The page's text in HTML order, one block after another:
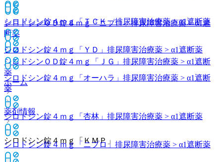
シロドシンＯＤ錠４ｍｇ「ニプロ」排尿障害治療薬 > α1遮
断薬
シロドシンＯＤ錠４ｍｇ「ＪＧ」 排尿障害治療薬 > α1遮断
薬
ホーム
薬剤情報
シロドシン錠４ｍｇ「ＫＭＰ」
シロドシン錠４ｍｇ「ＴＣＫ」排尿障害治療薬 > α1遮断薬
シロドシン錠４ｍｇ「ＹＤ」 排尿障害治療薬 > α1遮断薬
シロドシン錠４ｍｇ「オーハラ」 排尿障害治療薬 > α1遮断
薬
シロドシン錠４ｍｇ「杏林」 排尿障害治療薬 > α1遮断薬
シロドシン錠４ｍｇ「ニプロ」 排尿障害治療薬 > α1遮断薬